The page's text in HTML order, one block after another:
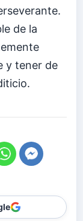
de la
y tener de